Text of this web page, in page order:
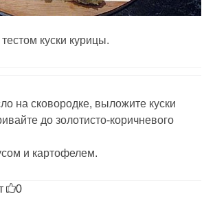
куски курицы.
на сковородке, выложите куски
до золотисто-коричневого
и картофелем.
0